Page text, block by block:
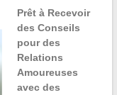
Prêt à Recevoir
des Conseils
pour des
Relations
Amoureuses
avec des